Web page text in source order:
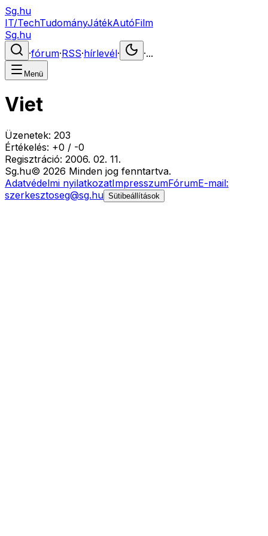
Sg.hu
IT/TechTudományJátékAutóFilm
Sg.hu
·fórum·RSS·hírlevél· ·...
Menü
Viet
Üzenetek: 203
Értékelés: +0 / -0
Regisztráció: 2006. 02. 11.
Sg.hu© 2026 Minden jog fenntartva.
Adatvédelmi nyilatkozatImpresszumFórumE-mail:
szerkesztoseg@sg.hu Sütibeállítások